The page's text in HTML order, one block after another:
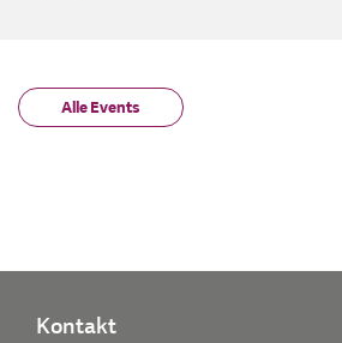
Alle Events
Kontakt